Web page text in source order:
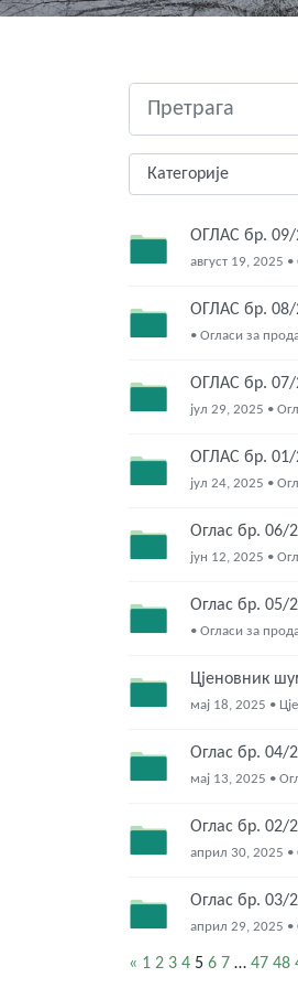
ОГЛАС бр. 09/
август 19, 2025 •
ОГЛАС бр. 08/
• Огласи за
ОГЛАС бр. 07/
јул 29, 2025 •
ОГЛАС бр. 01/
јул 24, 2025 •
Оглас бр. 06/
јун 12, 2025 •
Оглас бр. 05/
• Огласи за
Цјеновник
мај 18, 2025 •
Оглас бр. 04/
мај 13, 2025 •
Оглас бр. 02/
април 30, 2025 •
Оглас бр. 03/
април 29, 2025 •
« 1 2 3 4 5 6 7 … 47 48